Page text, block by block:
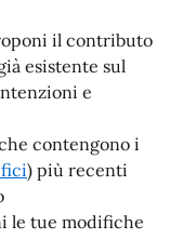
il contributo
esistente sul
e
contengono i
) più recenti
le tue modifiche